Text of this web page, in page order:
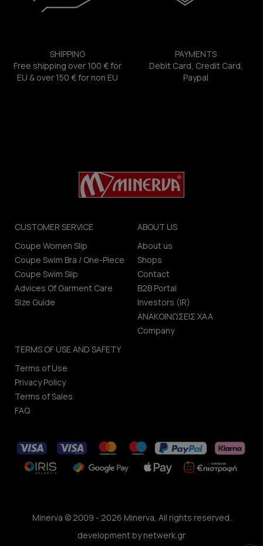
SHIPPING
Free shipping over 100 € for
EU & over 150 € for non EU
PAYMENTS
Debit Card, Credit Card,
Paypal
CUSTOMER SERVICE
Coupe Women Slip
Coupe Swim Bra / One-Piece
Coupe Swim Slip
Advices Of Garment Care
Size Guide
ABOUT US
About us
Shops
Contact
B2B Portal
Investors (IR)
ΑΝΑΚΟΙΝΩΣΕΙΣ ΧΑΑ
Company
TERMS OF USE AND SAFETY
Terms of Use
Privacy Policy
Terms of Sales
FAQ
Minerva © 2009 - 2026 Minerva, All rights reserved.
development bynetwerk.gr